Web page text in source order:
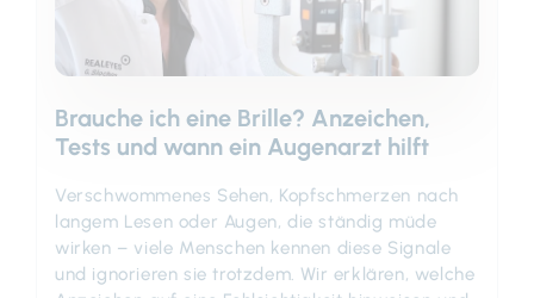
Brauche ich eine Brille? Anzeichen,
Tests und wann ein Augenarzt hilft
Verschwommenes Sehen, Kopfschmerzen nach
langem Lesen oder Augen, die ständig müde
wirken – viele Menschen kennen diese Signale
und ignorieren sie trotzdem. Wir erklären, welche